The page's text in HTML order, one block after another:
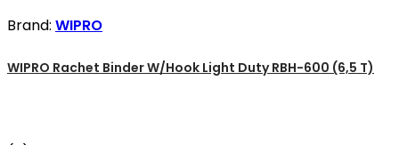
Brand: WIPRO
WIPRO Rachet Binder W/Hook Light Duty RBH-600 (6,5 T)